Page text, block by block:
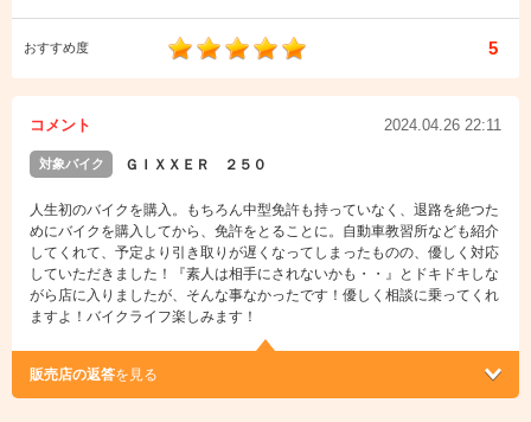
おすすめ度 5
コメント 2024.04.26 22:11
対象バイク ＧＩＸＸＥＲ ２５０
人生初のバイクを購入。もちろん中型免許も持っていなく、退路を絶つた
めにバイクを購入してから、免許をとることに。自動車教習所なども紹介
してくれて、予定より引き取りが遅くなってしまったものの、優しく対応
していただきました！『素人は相手にされないかも・・』とドキドキしな
がら店に入りましたが、そんな事なかったです！優しく相談に乗ってくれ
ますよ！バイクライフ楽しみます！
販売店の返答を見る